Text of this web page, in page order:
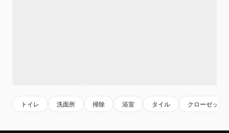
トイレ 洗面所 掃除 浴室 タイル クローゼット